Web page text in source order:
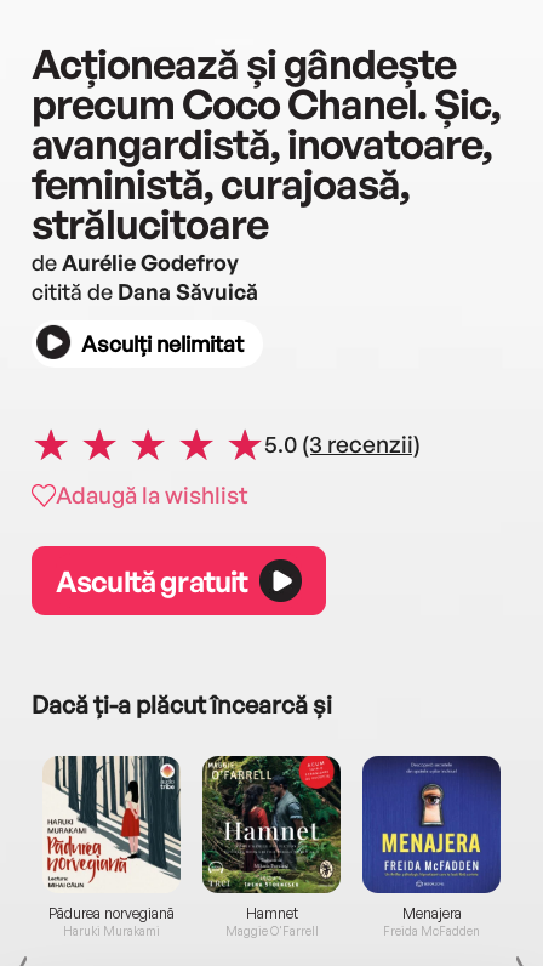
Acționează și gândește
precum Coco Chanel. Șic,
avangardistă, inovatoare,
feministă, curajoasă,
strălucitoare
deAurélie Godefroy
citită de Dana Săvuică
Asculți nelimitat
5.0 (3 recenzii)
Adaugă la wishlist
Ascultă gratuit
Dacă ți-a plăcut încearcă și
Pădurea norvegiană
Haruki Murakami
Hamnet
Maggie O'Farrell
Menajera
Freida McFadden